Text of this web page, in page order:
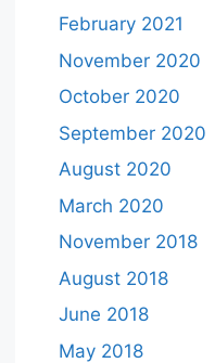
February 2021
November 2020
October 2020
September 2020
August 2020
March 2020
November 2018
August 2018
June 2018
May 2018